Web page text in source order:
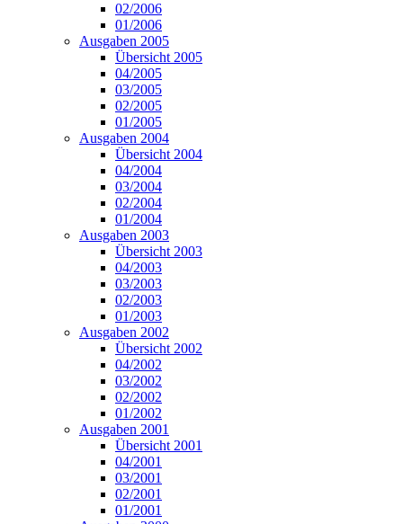
02/2006
01/2006
Ausgaben 2005
Übersicht 2005
04/2005
03/2005
02/2005
01/2005
Ausgaben 2004
Übersicht 2004
04/2004
03/2004
02/2004
01/2004
Ausgaben 2003
Übersicht 2003
04/2003
03/2003
02/2003
01/2003
Ausgaben 2002
Übersicht 2002
04/2002
03/2002
02/2002
01/2002
Ausgaben 2001
Übersicht 2001
04/2001
03/2001
02/2001
01/2001